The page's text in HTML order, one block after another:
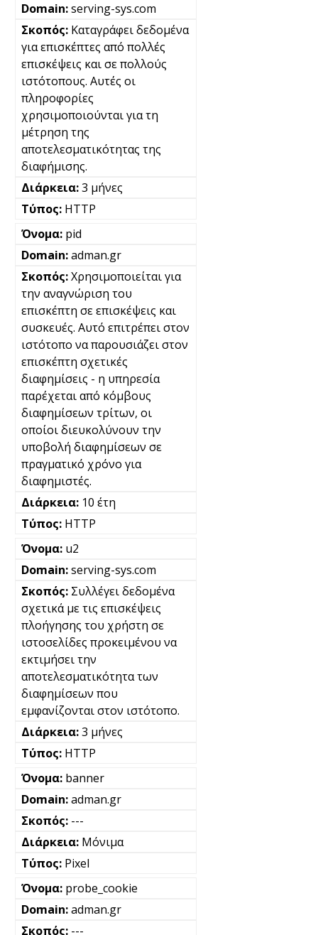
serving-sys.com
Καταγράφει δεδομένα
για επισκέπτες από πολλές
επισκέψεις και σε πολλούς
ιστότοπους. Αυτές οι
πληροφορίες
χρησιμοποιούνται για τη
μέτρηση της
αποτελεσματικότητας της
διαφήμισης.
3 μήνες
HTTP
pid
adman.gr
Χρησιμοποιείται για
την αναγνώριση του
επισκέπτη σε επισκέψεις και
συσκευές. Αυτό επιτρέπει στον
ιστότοπο να παρουσιάζει στον
επισκέπτη σχετικές
διαφημίσεις - η υπηρεσία
παρέχεται από κόμβους
διαφημίσεων τρίτων, οι
οποίοι διευκολύνουν την
υποβολή διαφημίσεων σε
πραγματικό χρόνο για
διαφημιστές.
10 έτη
HTTP
u2
serving-sys.com
Συλλέγει δεδομένα
σχετικά με τις επισκέψεις
πλοήγησης του χρήστη σε
ιστοσελίδες προκειμένου να
εκτιμήσει την
αποτελεσματικότητα των
διαφημίσεων που
εμφανίζονται στον ιστότοπο.
3 μήνες
HTTP
banner
adman.gr
---
Μόνιμα
Pixel
probe_cookie
adman.gr
---